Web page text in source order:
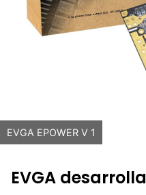
EVGA EPOWER V 1
EVGA